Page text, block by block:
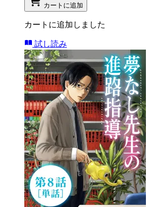
カートに追加
カートに追加しました
試し読み